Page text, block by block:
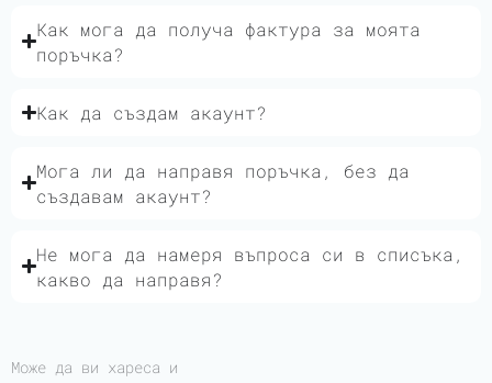
Как мога да получа фактура за моята
поръчка?
Как да създам акаунт?
Мога ли да направя поръчка, без да
създавам акаунт?
Не мога да намеря въпроса си в списъка,
какво да направя?
Може да ви хареса и